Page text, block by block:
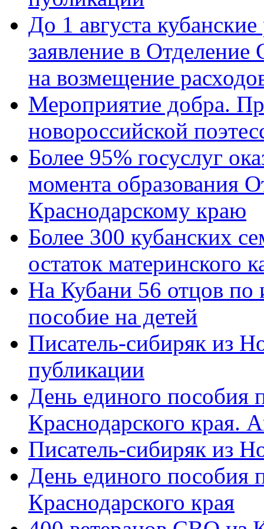
До 1 августа
заявление в
на возмещение
Мероприятие добра.
новороссийской
Более 95% госуслуг
момента образования
Краснодарскому краю
Более 300 кубанских
остаток материнского
На Кубани 56 отцов по
пособие на детей
Писатель-сибиряк из
публикации
День единого пособия
Краснодарского края.
Писатель-сибиряк из
День единого пособия
Краснодарского края